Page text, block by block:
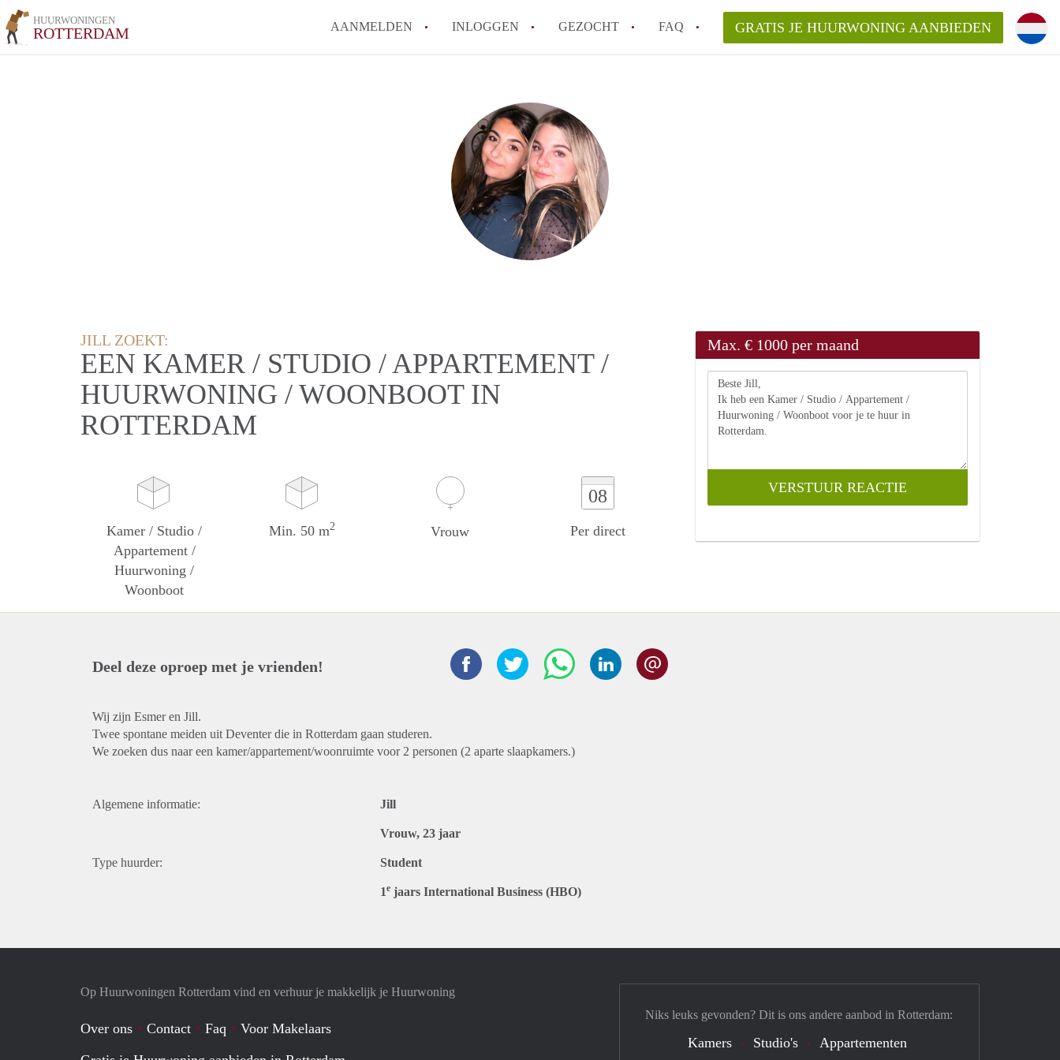
HUURWONINGEN
ROTTERDAM AANMELDEN INLOGGEN GEZOCHT FAQ
How to translate HuurwoningenRotterdam!
Wat is HuurwoningenRotterdam?
Hoeveel kost het om te reageren op een Huurwoning in Rotterdam?
Wat is de privacyverklaring van HuurwoningenRotterdam?
Berekent HuurwoningenRotterdam
makelaarsvergoeding/bemiddelingsvergoeding?
Alle veelgestelde vragen
GRATIS JE HUURWONING AANBIEDEN
JILL ZOEKT:
EEN KAMER / STUDIO / APPARTEMENT /
HUURWONING / WOONBOOT IN
ROTTERDAM
Kamer / Studio /
Appartement /
Huurwoning /
Woonboot
Min. 50 m2 Vrouw
08
Per direct
Max. € 1000 per maand
Deel deze oproep met je vrienden!
Wij zijn Esmer en Jill.
Twee spontane meiden uit Deventer die in Rotterdam gaan studeren.
We zoeken dus naar een kamer/appartement/woonruimte voor 2 personen (2 aparte slaapkamers.)
Algemene informatie: Jill
Vrouw, 23 jaar
Type huurder: Student
1e jaars International Business (HBO)
Op Huurwoningen Rotterdam vind en verhuur je makkelijk je Huurwoning
Over ons Contact Faq
Voor Makelaars
Niks leuks gevonden? Dit is ons andere aanbod in Rotterdam:
Kamers Studio's Appartementen